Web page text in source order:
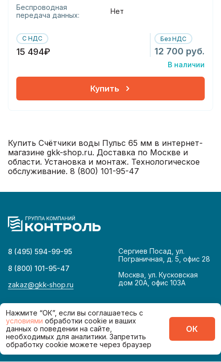
Беспроводная
передача данных:
Нет
С НДС
15 494₽
Без НДС
12 700 руб.
В наличии
Купить
Купить Счётчики воды Пульс 65 мм в интернет-
магазине gkk-shop.ru. Доставка по Москве и
области. Установка и монтаж. Технологическое
обслуживание. 8 (800) 101-95-47
8 (495) 594-99-95
8 (800) 101-95-47
zakaz@gkk-shop.ru
Сергиев Посад, ул.
Пограничная, д. 5, офис 28
Москва, ул. Кусковская
дом 20А, офис 103А
© 2026Политика конфиденциальности
Сделано в
Нажмите “ОК”, если вы соглашаетесь с
условиями обработки cookie и ваших
данных о поведении на сайте,
необходимых для аналитики. Запретить
обработку cookie можете через браузер
ОК